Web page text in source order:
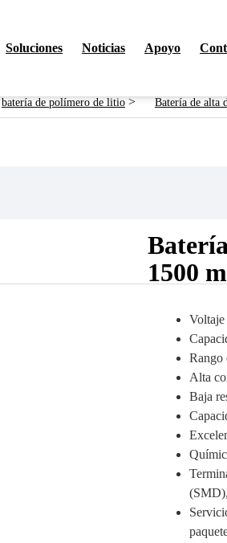
Soluciones Noticias Apoyo
batería de polímero de litio> Batería de alta
1500
Alta
Baja